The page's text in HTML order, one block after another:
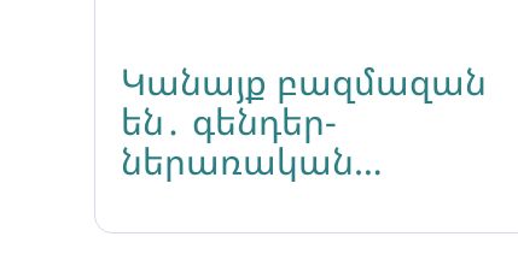
Կանայք բազմազան
են․ գենդեր-
ներառական
ին մասնակցության